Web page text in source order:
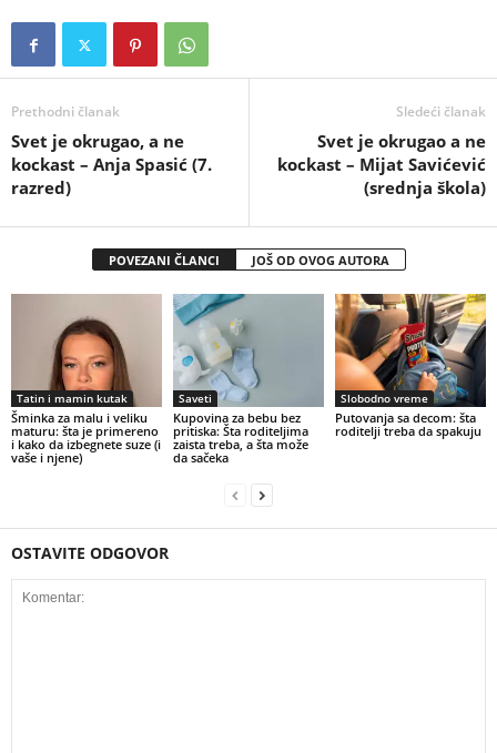
Prethodni članak
Svet je okrugao, a ne
kockast – Anja Spasić (7.
razred)
Sledeći članak
Svet je okrugao a ne
kockast – Mijat Savićević
(srednja škola)
POVEZANI ČLANCI JOŠ OD OVOG AUTORA
Tatin i mamin kutak
Šminka za malu i veliku
maturu: šta je primereno
i kako da izbegnete suze (i
vaše i njene)
Saveti
Kupovina za bebu bez
pritiska: Šta roditeljima
zaista treba, a šta može
da sačeka
Slobodno vreme
Putovanja sa decom: šta
roditelji treba da spakuju
OSTAVITE ODGOVOR